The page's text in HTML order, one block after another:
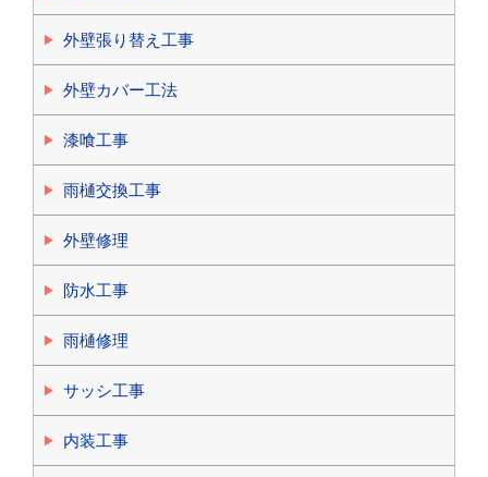
外壁張り替え工事
外壁カバー工法
漆喰工事
雨樋交換工事
外壁修理
防水工事
雨樋修理
サッシ工事
内装工事